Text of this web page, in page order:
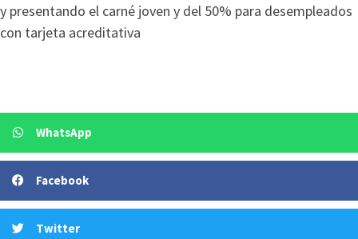
y presentando el carné joven y del 50% para desempleados
con tarjeta acreditativa
WhatsApp
Facebook
Twitter